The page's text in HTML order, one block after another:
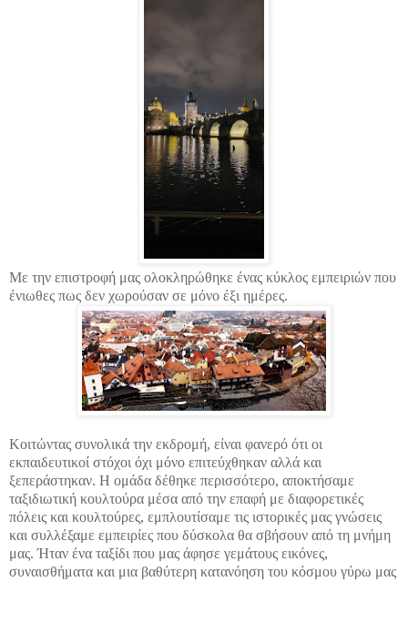
Με την επιστροφή μας ολοκληρώθηκε ένας κύκλος εμπειριών που
ένιωθες πως δεν χωρούσαν σε μόνο έξι ημέρες.
Κοιτώντας συνολικά την εκδρομή, είναι φανερό ότι οι
εκπαιδευτικοί στόχοι όχι μόνο επιτεύχθηκαν αλλά και
ξεπεράστηκαν. Η ομάδα δέθηκε περισσότερο, αποκτήσαμε
ταξιδιωτική κουλτούρα μέσα από την επαφή με διαφορετικές
πόλεις και κουλτούρες, εμπλουτίσαμε τις ιστορικές μας γνώσεις
και συλλέξαμε εμπειρίες που δύσκολα θα σβήσουν από τη μνήμη
μας. Ήταν ένα ταξίδι που μας άφησε γεμάτους εικόνες,
συναισθήματα και μια βαθύτερη κατανόηση του κόσμου γύρω μας